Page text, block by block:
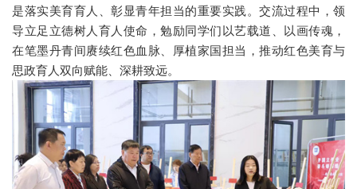
是落实美育育人、彰显青年担当的重要实践。交流过程中，领
导立足立德树人育人使命，勉励同学们以艺载道、以画传魂，
在笔墨丹青间赓续红色血脉、厚植家国担当，推动红色美育与
思政育人双向赋能、深耕致远。